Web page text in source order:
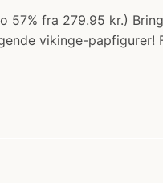
57% fra 279.95 kr.)
vikinge-papfigurer!